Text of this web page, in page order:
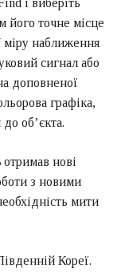
і виберіть
його точне місце
міру наближення
сигнал або
доповненої
графіка,
об’єкта.
нові
з новими
мити
Кореї.